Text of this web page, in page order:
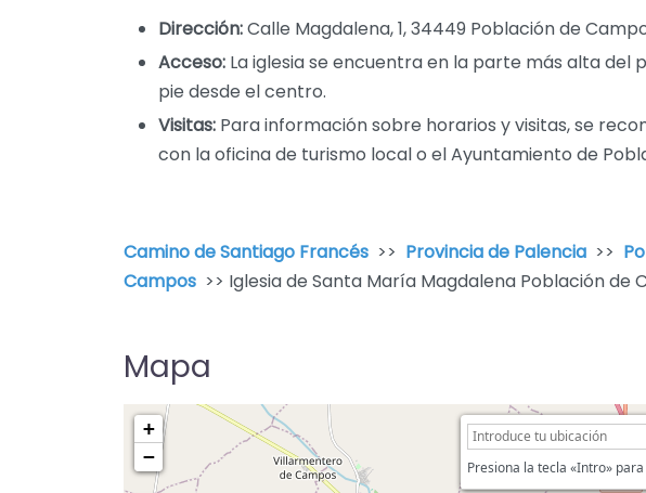
Dirección:Calle Magdalena, 1, 34449 Población de
Acceso: La iglesia se encuentra en la parte más alta del
pie desde el centro.
Visitas: Para información sobre horarios y visitas, se
con la oficina de turismo local o el Ayuntamiento de
Camino de Santiago Francés >> Provincia de Palencia >>
Campos >> Iglesia de Santa María Magdalena Población de
Mapa
+
−
Presiona la tecla «Intro»